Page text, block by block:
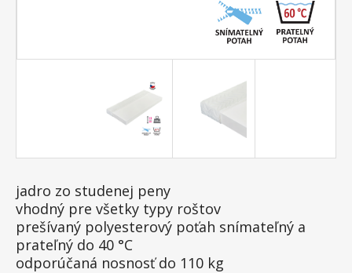
jadro zo studenej peny
vhodný pre všetky typy roštov
prešívaný polyesterový poťah snímateľný a
prateľný do 40 °C
odporúčaná nosnosť do 110 kg